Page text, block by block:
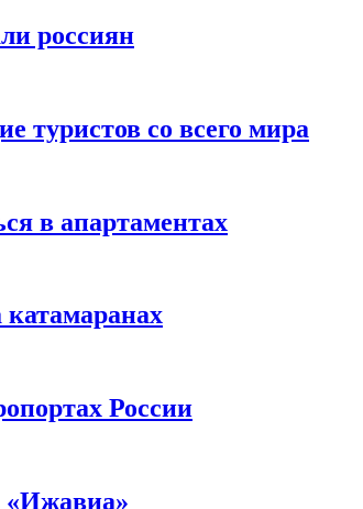
россиян
туристов со всего мира
в апартаментах
России
«Ижавиа»